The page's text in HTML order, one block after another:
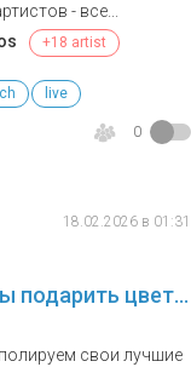
- все...
+18 artist
live
0
18.02.2026 в 01:31
Какой Хороший день, чтобы подарить цветов!
свои лучшие